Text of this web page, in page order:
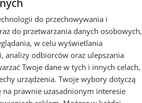
do przechowywania i
do przetwarzania danych osobowych,
w celu wyświetlania
analizy odbiorców oraz ulepszania
Twoje dane w tych i innych celach,
urządzenia. Twoje wybory dotyczą
prawnie uzasadnionym interesie